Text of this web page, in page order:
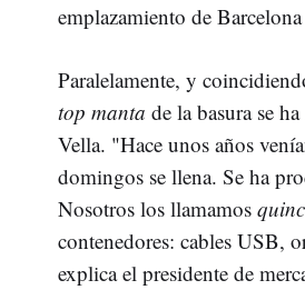
emplazamiento de
Paralelamente, y
top manta de la basura se
Vella. "Hace unos años
domingos se llena. Se ha
Nosotros los llamamos
contenedores: cables USB,
explica el presidente de